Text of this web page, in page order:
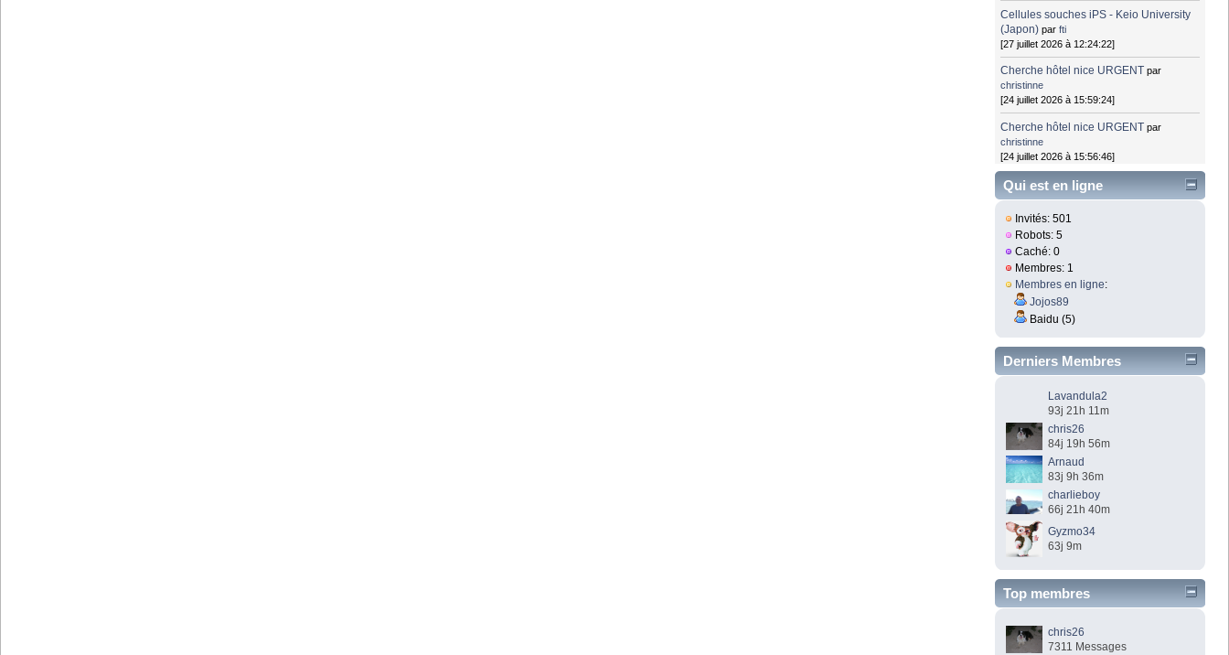
Cellules souches iPS - Keio University
(Japon) parfti
[27 juillet 2026 à 12:24:22]
Cherche hôtel nice URGENT par
christinne
[24 juillet 2026 à 15:59:24]
Cherche hôtel nice URGENT par
christinne
[24 juillet 2026 à 15:56:46]
Qui est en ligne
Invités: 501
Robots: 5
Caché: 0
Membres: 1
Membres en ligne:
Jojos89
Baidu (5)
Derniers Membres
Lavandula2
93j 21h 11m
chris26
84j 19h 56m
Arnaud
83j 9h 36m
charlieboy
66j 21h 40m
Gyzmo34
63j 9m
Top membres
chris26
7311 Messages